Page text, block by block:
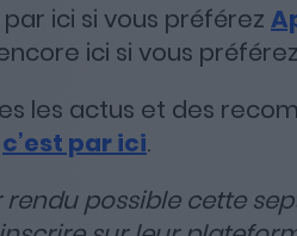
ici si vous préférez
ici si vous préférez
les actus et des
c’est par ici.
rendu possible cette